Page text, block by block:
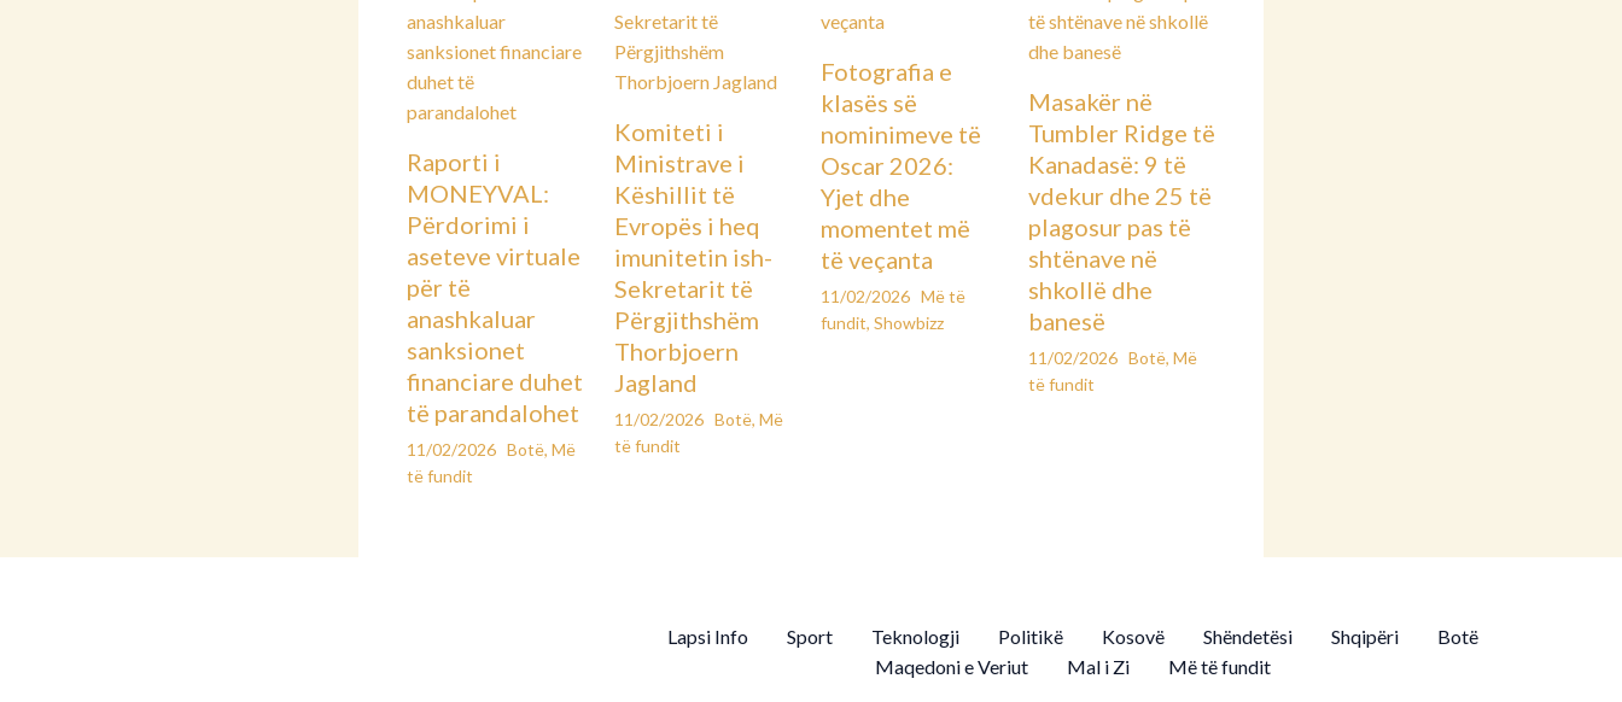
Raporti i
MONEYVAL:
Përdorimi i
aseteve virtuale
për të
anashkaluar
sanksionet
financiare duhet
të parandalohet
11/02/2026 Botë, Më
të fundit
Komiteti i
Ministrave i
Këshillit të
Evropës i heq
imunitetin ish-
Sekretarit të
Përgjithshëm
Thorbjoern
Jagland
11/02/2026 Botë, Më
të fundit
Fotografia e
klasës së
nominimeve të
Oscar 2026:
Yjet dhe
momentet më
të veçanta
11/02/2026 Më të
fundit,Showbizz
Masakër në
Tumbler Ridge të
Kanadasë: 9 të
vdekur dhe 25 të
plagosur pas të
shtënave në
shkollë dhe
banesë
11/02/2026 Botë, Më
të fundit
Lapsi Info Sport Teknologji Politikë Kosovë Shëndetësi Shqipëri
Botë
Maqedoni e Veriut
Mal i Zi Më të fundit